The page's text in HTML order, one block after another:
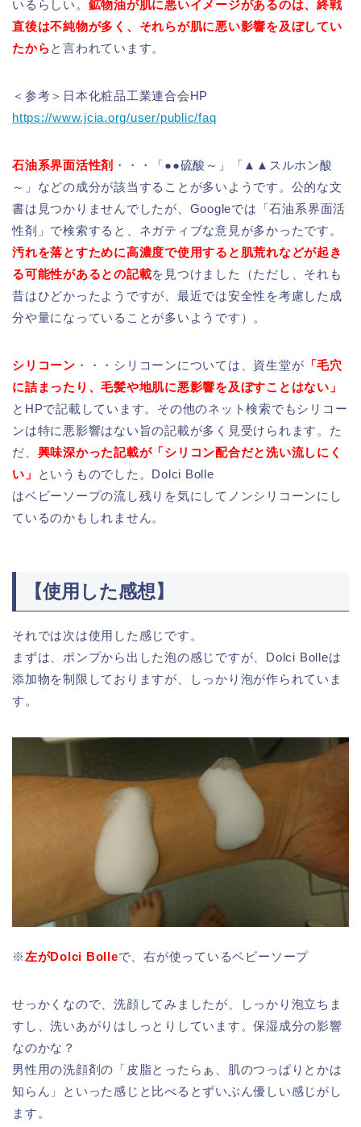
いるらしい。 鉱物油が肌に悪いイメージがあるのは、終戦
直後は不純物が多く、それらが肌に悪い影響を及ぼしてい
たからと言われています。
＜参考＞日本化粧品工業連合会HP
https://www.jcia.org/user/public/faq
石油系界面活性剤 ・・・「●●硫酸～」「▲▲スルホン酸
～」などの成分が該当することが多いようです。公的な文
書は見つかりませんでしたが、Googleでは「石油系界面活
性剤」で検索すると、ネガティブな意見が多かったです。
汚れを落とすために高濃度で使用すると肌荒れなどが起き
る可能性があるとの記載を見つけました（ただし、それも
昔はひどかったようですが、最近では安全性を考慮した成
分や量になっていることが多いようです）。
シリコーン ・・・シリコーンについては、資生堂が 「毛穴
に詰まったり、毛髪や地肌に悪影響を及ぼすことはない」
とHPで記載しています。その他のネット検索でもシリコー
ンは特に悪影響はない旨の記載が多く見受けられます。た
だ、 興味深かった記載が「シリコン配合だと洗い流しにく
い」
というものでした。Dolci Bolle
はベビーソープの流し残りを気にしてノンシリコーンにし
ているのかもしれません。
【使用した感想】
それでは次は使用した感じです。
まずは、ポンプから出した泡の感じですが、Dolci Bolleは
添加物を制限しておりますが、しっかり泡が作られていま
す。
※左がDolci Bolleで、右が使っているベビーソープ
せっかくなので、洗顔してみましたが、しっかり泡立ちま
すし、洗いあがりはしっとりしています。保湿成分の影響
なのかな？
男性用の洗顔剤の「皮脂とったらぁ、肌のつっぱりとかは
知らん」といった感じと比べるとずいぶん優しい感じがし
ます。